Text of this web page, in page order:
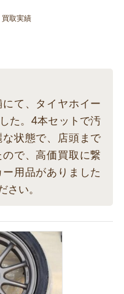
買取実績
て、タイヤホイー
た。4本セットで汚
状態で、店頭まで
で、高価買取に繋
用品がありました
さい。